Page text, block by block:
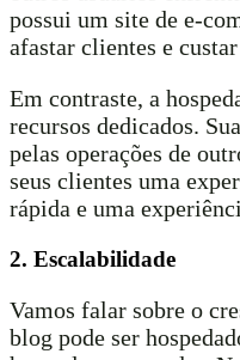
possui um site de e-
afastar clientes e
Em contraste, a
recursos dedicados.
pelas operações de
seus clientes uma
rápida e uma
2. Escalabilidade
Vamos falar sobre o
blog pode ser